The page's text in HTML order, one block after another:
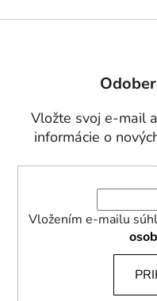
Vložte svoj e-mail
informácie o
Vložením e-mailu